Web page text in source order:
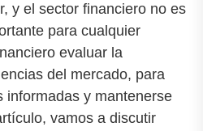
y el sector financiero no es
para cualquier
evaluar la
del mercado, para
informadas y mantenerse
vamos a discutir